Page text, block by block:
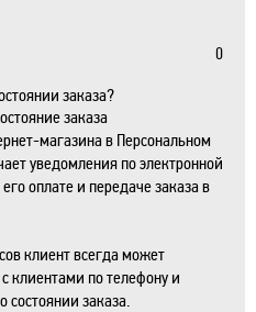
0
заказа?
заказа
магазина в Персональном
уведомления по электронной
оплате и передаче заказа в
клиент всегда может
клиентами по телефону и
заказа.